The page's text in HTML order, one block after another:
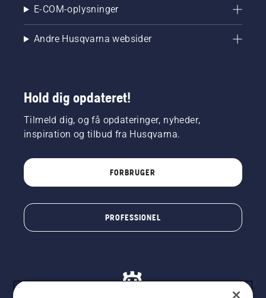
E-COM-oplysninger
Andre Husqvarna websider
Hold dig opdateret!
Tilmeld dig, og få opdateringer, nyheder,
inspiration og tilbud fra Husqvarna.
FORBRUGER
PROFESSIONEL